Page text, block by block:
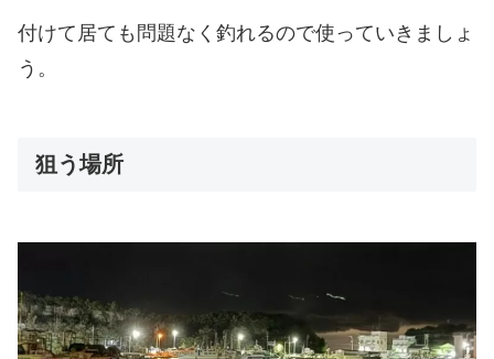
付けて居ても問題なく釣れるので使っていきましょ
う。
狙う場所